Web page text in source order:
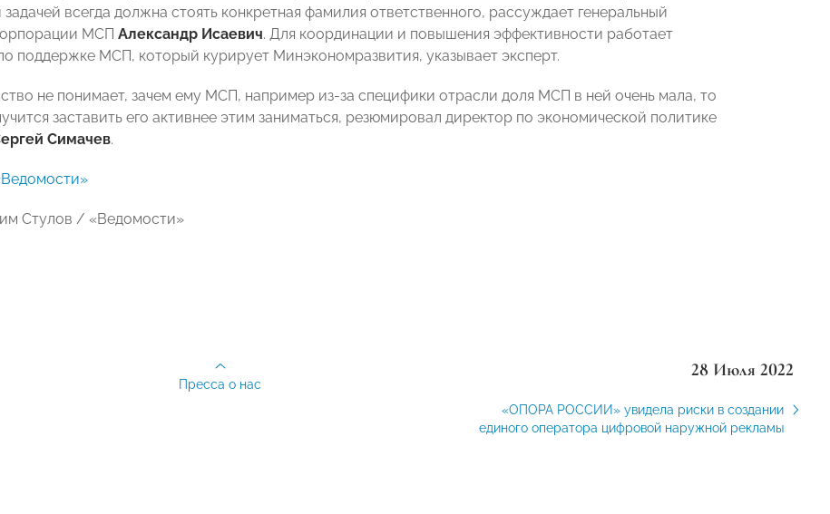
задачей всегда должна стоять конкретная фамилия ответственного, рассуждает генеральный
МСП Александр Исаевич. Для координации и повышения эффективности работает
поддержке МСП, который курирует Минэкономразвития, указывает эксперт.
не понимает, зачем ему МСП, например из-за специфики отрасли доля МСП в ней очень мала, то
заставить его активнее этим заниматься, резюмировал директор по экономической политике
Симачев.
Стулов / «Ведомости»
28 Июля 2022
«ОПОРА РОССИИ» увидела риски в создании
единого оператора цифровой наружной рекламы
Пресса о нас